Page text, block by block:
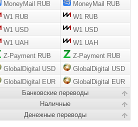
MoneyMail RUB
MoneyMail RUB
W1 RUB
W1 RUB
W1 USD
W1 USD
W1 UAH
W1 UAH
Z-Payment RUB
Z-Payment RUB
GlobalDigital USD
GlobalDigital USD
GlobalDigital EUR
GlobalDigital EUR
Банковские переводы
Наличные
Денежные переводы